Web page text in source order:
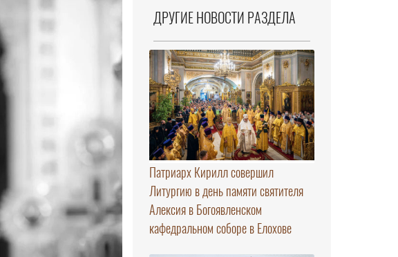
ДРУГИЕ НОВОСТИ РАЗДЕЛА
Патриарх Кирилл совершил
Литургию в день памяти святителя
Алексия в Богоявленском
кафедральном соборе в Елохове